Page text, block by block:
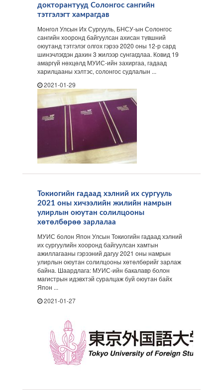
докторантууд Солонгос сангийн
тэтгэлэгт хамрагдав
Монгол Улсын Их Сургууль, БНСУ-ын Солонгос
сангийн хооронд байгуулсан ахисан түвшний
оюутанд тэтгэлэг олгох гэрээ 2020 оны 12-р сард
шинэчлэгдэн дахин 3 жилээр сунгагдлаа. Ковид 19
амаргүй нөхцөлд МУИС-ийн захиргаа, гадаад
харилцааны хэлтэс, солонгос судлалын ...
2021-01-29
Токиогийн гадаад хэлний их сургууль
2021 оны хичээлийн жилийн намрын
улирлын оюутан солилцооны
хөтөлбөрөө зарлалаа
МУИС болон Япон Улсын Токиогийн гадаад хэлний
их сургуулийн хооронд байгуулсан хамтын
ажиллагааны гэрээний дагуу 2021 оны намрын
улирлын оюутан солилцооны хөтөлбөрийг зарлаж
байна. Шаардлага: МУИС-ийн бакалавр болон
магистрын идэвхтэй суралцаж буй оюутан байх
Япон ...
2021-01-27